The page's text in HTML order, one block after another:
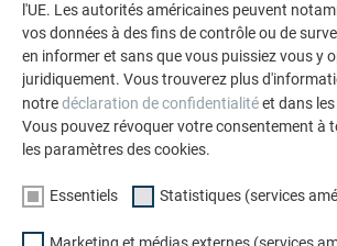
Zacke permettent de personnaliser
l'intérieur également, les profilés
décoratives ciblées, par exemple dans les
les espaces d'accueil spacieux dotés d'un
Grâce à leur conception robuste, ils
particulièrement aux zones du rez-de-
bien protégée
et qui fera lebonheur de
l'UE. Les autorités américaines peuvent
vos données à des fins de contrôle ou de
en informer et sans que vous puissiez vous y
juridiquement. Vous trouverez plus
notredéclaration de confidentialitéet dans les
Vous pouvez révoquer votre consentement à
les paramètres des cookies.
Essentiels Statistiques (services
Marketing et médias externes (services